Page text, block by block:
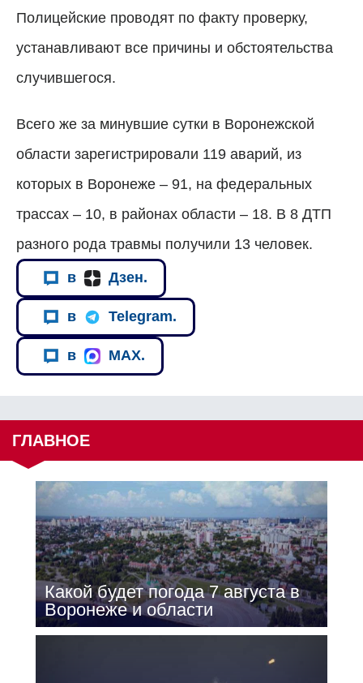
Полицейские проводят по факту проверку,
устанавливают все причины и обстоятельства
случившегося.
Всего же за минувшие сутки в Воронежской
области зарегистрировали 119 аварий, из
которых в Воронеже – 91, на федеральных
трассах – 10, в районах области – 18. В 8 ДТП
разного рода травмы получили 13 человек.
в Дзен.
в Telegram.
в MAX.
ГЛАВНОЕ
Какой будет погода 7 августа в
Воронеже и области